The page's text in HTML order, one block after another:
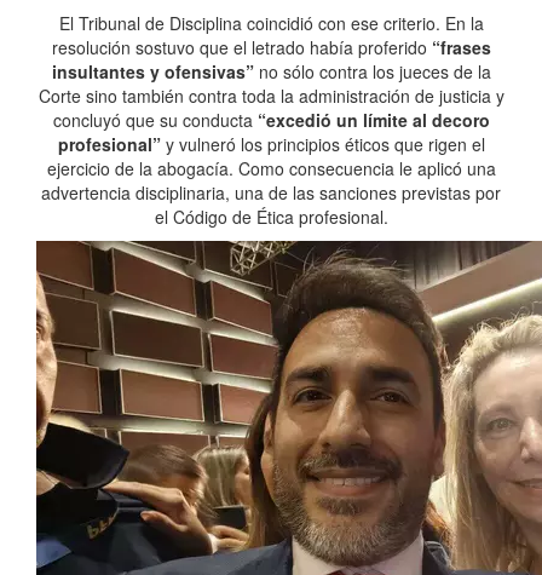
El Tribunal de Disciplina coincidió con ese criterio. En la
resolución sostuvo que el letrado había proferido “frases
insultantes y ofensivas” no sólo contra los jueces de la
Corte sino también contra toda la administración de justicia y
concluyó que su conducta“excedió un límite al decoro
profesional”y vulneró los principios éticos que rigen el
ejercicio de la abogacía. Como consecuencia le aplicó una
advertencia disciplinaria, una de las sanciones previstas por
el Código de Ética profesional.